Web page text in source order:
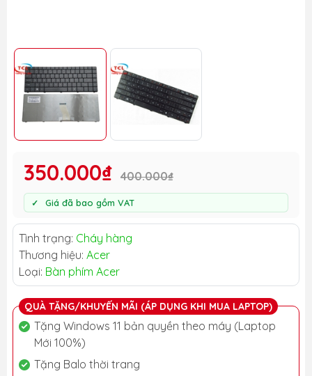
350.000₫ 400.000₫
Giá đã bao gồm VAT
Tình trạng: Cháy hàng
Thương hiệu: Acer
Loại: Bàn phím Acer
QUÀ TẶNG/KHUYẾN MÃI (ÁP DỤNG KHI MUA LAPTOP)
Tặng Windows 11 bản quyền theo máy (Laptop
Mới 100%)
Tặng Balo thời trang